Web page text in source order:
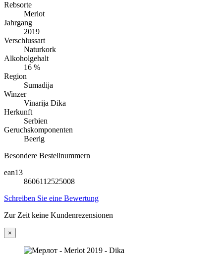
Rebsorte
Merlot
Jahrgang
2019
Verschlussart
Naturkork
Alkoholgehalt
16 %
Region
Sumadija
Winzer
Vinarija Dika
Herkunft
Serbien
Geruchskomponenten
Beerig
Besondere Bestellnummern
ean13
8606112525008
Schreiben Sie eine Bewertung
Zur Zeit keine Kundenrezensionen
×